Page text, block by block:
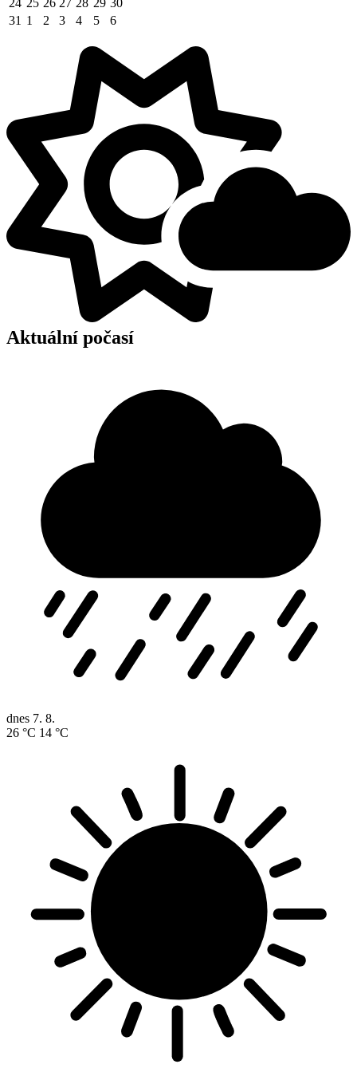
24 25 26 27 28 29 30
31 1 2 3 4 5 6
Aktuální počasí
dnes 7. 8.
26 °C 14 °C